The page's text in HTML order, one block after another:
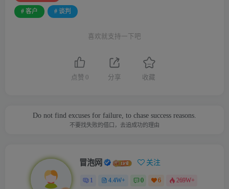
# 客户 # 谈判
喜欢就支持一下吧
点赞 0 分享 收藏
Do not find excuses for failure, to chase success reasons.
不要找失败的借口，去追成功的理由
冒泡网 关注
1 4.4W+ 0 6 269W+